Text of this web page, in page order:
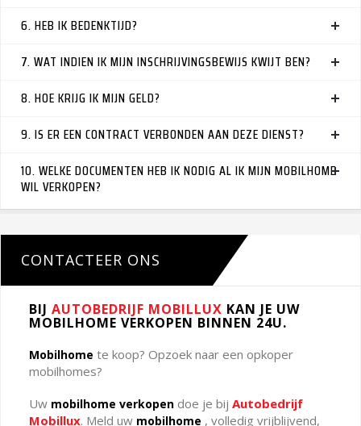
6. HEB IK BEDENKTIJD?
7. WAT INDIEN IK MIJN INSCHRIJVINGSBEWIJS KWIJT BEN?
8. HOE KRIJG IK MIJN GELD?
9. IS ER EEN CONTRACT VERBONDEN AAN DEZE DIENST?
10. WELKE DOCUMENTEN HEB IK NODIG AL IK MIJN MOBILHOME
WIL VERKOPEN?
CONTACTEER ONS
BIJ AUTOBEDRIJF MOBILLUX KAN JE UW
MOBILHOME VERKOPEN BINNEN 24U.
Mobilhome te koop? Opzoek naar een opkoper
mobilhomes?
Uw mobilhome verkopen doe je bij Autobedrijf
Mobillux. Meld uw mobilhome , volledig vrijblijvend,